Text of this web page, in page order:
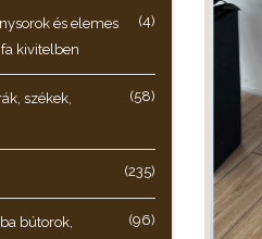
és elemes
kivitelben
(4)
székek,
(58)
(235)
bútorok,
(96)